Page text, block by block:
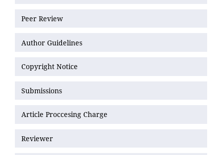
Peer Review
Author Guidelines
Copyright Notice
Submissions
Article Proccesing Charge
Reviewer